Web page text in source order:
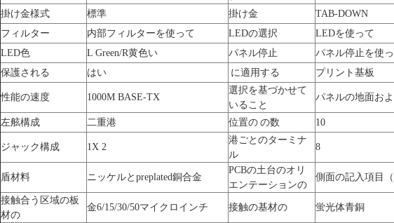
掛け金様式 標準 掛け金
TAB-DOWN
フィルター
内部フィルターを使って LEDの選択
LEDを使って
LED色
L Green/R黄色い パネル停止
パネル停止を使
保護される
はい に適用する プリント基板
性能の速度 1000M BASE-TX
選択を基づかせて
いること
パネルの地面お
左舷構成 二重港 位置の の数 10
ジャック構成 1X 2
港ごとのターミナ
ル
8
盾材料 ニッケルとpreplated銅合金
PCBの土台のオリ
エンテーションの
側面の記入項目（
接触合う区域の板
材の
金6/15/30/50マイクロインチ 接触の基材の 蛍光体青銅